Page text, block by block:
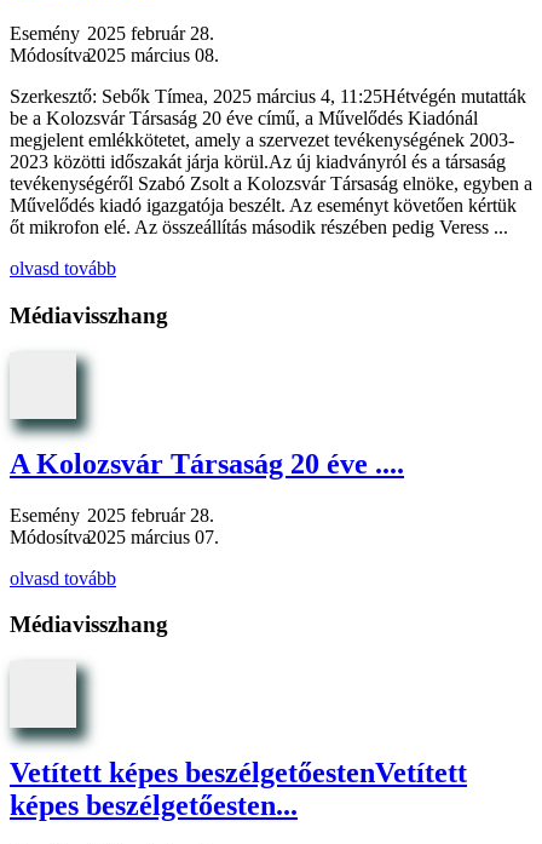
Esemény 2025 február 28.
Módosítva2025 március 08.
Szerkesztő: Sebők Tímea, 2025 március 4, 11:25Hétvégén mutatták
be a Kolozsvár Társaság 20 éve című, a Művelődés Kiadónál
megjelent emlékkötetet, amely a szervezet tevékenységének 2003-
2023 közötti időszakát járja körül.Az új kiadványról és a társaság
tevékenységéről Szabó Zsolt a Kolozsvár Társaság elnöke, egyben a
Művelődés kiadó igazgatója beszélt. Az eseményt követően kértük
őt mikrofon elé. Az összeállítás második részében pedig Veress ...
olvasd tovább
Médiavisszhang
A Kolozsvár Társaság 20 éve ....
Esemény 2025 február 28.
Módosítva2025 március 07.
olvasd tovább
Médiavisszhang
Vetített képes beszélgetőestenVetített
képes beszélgetőesten...